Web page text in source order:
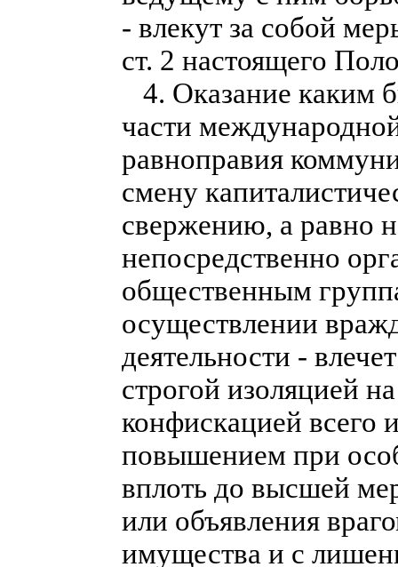
- влекут за собой
ст. 2 настоящего
4. Оказание каким
части
равноправия
смену
свержению, а равно
непосредственно
общественным
осуществлении
деятельности -
строгой изоляцией
конфискацией всего
повышением при
вплоть до высшей
или объявления
имущества и с